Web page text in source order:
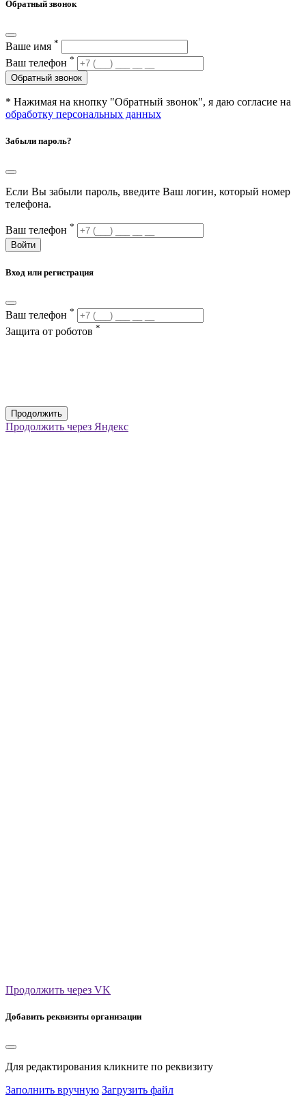
Обратный звонок
Ваше имя *
Ваш телефон *
Обратный звонок
* Нажимая на кнопку "Обратный звонок", я даю согласие на
обработку персональных данных
Забыли пароль?
Если Вы забыли пароль, введите Ваш логин, который номер
телефона.
Ваш телефон *
Войти
Вход или регистрация
Ваш телефон *
Защита от роботов *
Продолжить
Продолжить через Яндекс
Продолжить через VK
Добавить реквизиты организации
Для редактирования кликните по реквизиту
Заполнить вручную Загрузить файл